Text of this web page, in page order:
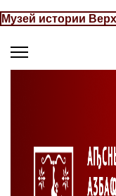
Музей истории